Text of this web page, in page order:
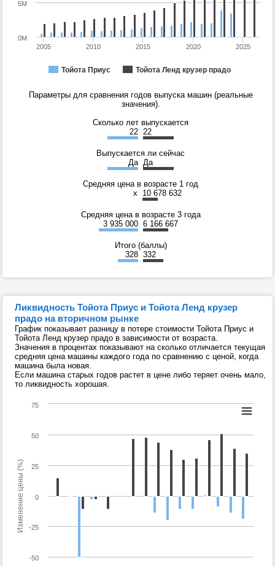
Тойота Приус Тойота Ленд крузер прадо
2005 2010 2015 2020 2025
0M
5M
Параметры для сравнения годов выпуска машин (реальные
значения).
Сколько лет выпускается
22 22
Выпускается ли сейчас
Да Да
Средняя цена в возрасте 1 год
x
10 678 632
Средняя цена в возрасте 3 года
3 935 000 6 166 667
Итого (баллы)
328 332
Ликвидность Тойота Приус и Тойота Ленд крузер
прадо на вторичном рынке
График показывает разницу в потере стоимости Тойота Приус и
Тойота Ленд крузер прадо в зависимости от возраста.
Значения в процентах показывают на сколько отличается текущая
средняя цена машины каждого года по сравнению с ценой, когда
машина была новая.
Если машина старых годов растет в цене либо теряет очень мало,
то ликвидность хорошая.
Изменение цены (%) 0
-50
-25
25
50
75